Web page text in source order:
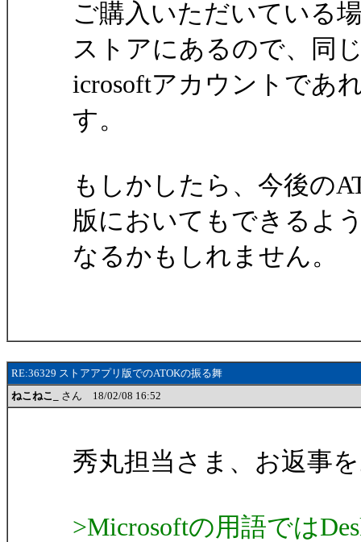
ご購入いただいている
ストアにあるので、同
icrosoftアカウントであ
す。
もしかしたら、今後の
版においてもできるよ
なるかもしれません。
RE:36329 ストアアプリ版でのATOKの振る舞
ねこねこ_
さん 18/02/08 16:52
秀丸担当さま、お返事
>Microsoftの用語では